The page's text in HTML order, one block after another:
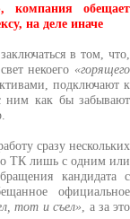
компания обещает
на деле иначе
в том, что,
некоего «горящего
подключают к
ним как бы забывают
сразу нескольких
ТК лишь с одним или
кандидата с
официальное
тот и съел» , а за это